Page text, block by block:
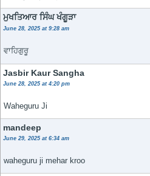
ਮੁਖਤਿਆਰ ਸਿੰਘ ਖੰਗੂੜਾ
June 28, 2025 at 9:28 am
ਵਾਹਿਗੁਰੂ
Jasbir Kaur Sangha
June 28, 2025 at 4:20 pm
Waheguru Ji
mandeep
June 29, 2025 at 6:34 am
waheguru ji mehar kroo